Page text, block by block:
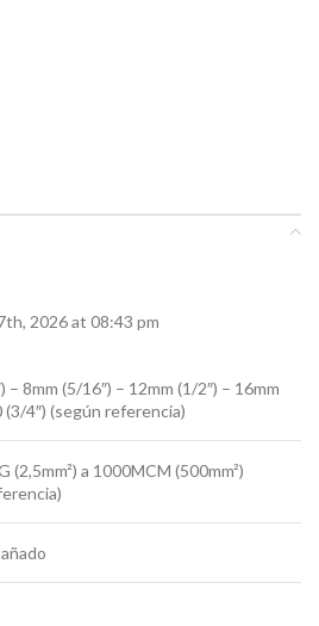
2026 at 08:43 pm
– 8mm (5/16″) – 12mm (1/2″) – 16mm
(3/4″) (según referencia)
(2,5mm²) a 1000MCM (500mm²)